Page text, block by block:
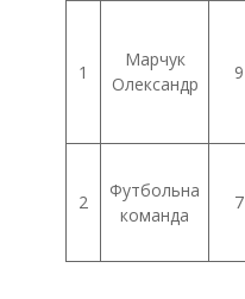
1
Марчук
Олександр
9
2
Футбольна
команда
7